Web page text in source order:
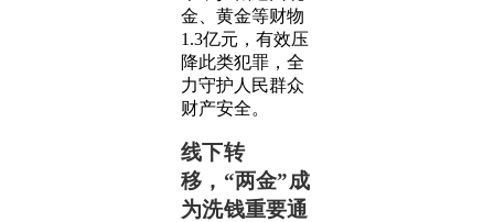
金、黄金等财物
1.3亿元，有效压
降此类犯罪，全
力守护人民群众
财产安全。
线下转
移，“两金”成
为洗钱重要通